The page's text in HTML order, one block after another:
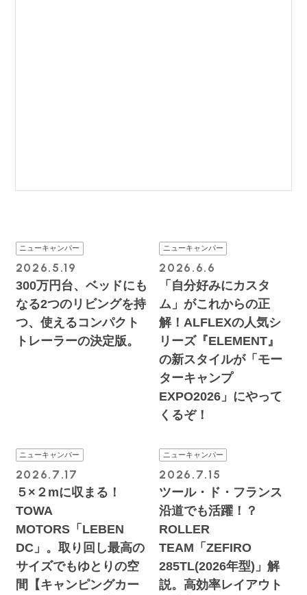
ニューキャンパー
2026.5.19
300万円台、ベッドにも
なる2つのリビングを持
つ、使えるコンパクト
トレーラーの決定版。
ニューキャンパー
2026.6.6
「自分好みにカスタ
ム」がこれからの正
解！ALFLEXの人気シ
リーズ『ELEMENT』
の新スタイルが「モー
ターキャンプ
EXPO2026」にやって
くるぞ！
ニューキャンパー
2026.7.17
５×２mに収まる！
TOWA
MOTORS「LEBEN
DC」。取り回し最高の
サイズでもゆとりの空
間【キャンピングカー
ニューキャンパー
2026.7.15
ツール・ド・フランス
沿道でも活躍！？
ROLLER
TEAM「ZEFIRO
285TL(2026年型)」解
説。高効率レイアウト